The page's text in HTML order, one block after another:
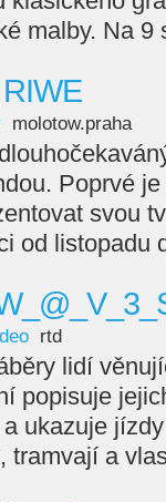
malby. Na 9
molotow.praha
Poprvé
svou
od listopadu
rtd
lidí
popisuje
ukazuje
a